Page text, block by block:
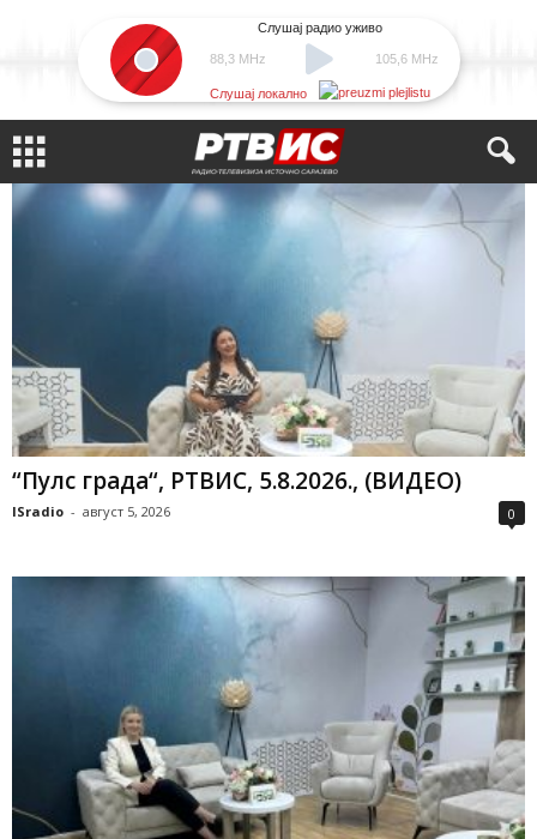
88,3 MHz
Слушај радио уживо
105,6 MHz
Слушај локално
“Пулс града“, РТВИС, 5.8.2026., (ВИДЕО)
ISradio - август 5, 2026 0